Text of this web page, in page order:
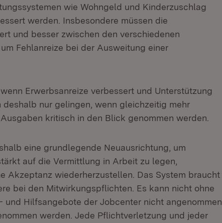
wie Wohngeld und Kinderzuschlag
werden. Insbesondere müssen die
und besser zwischen den verschiedenen
Fehlanreize bei der Ausweitung einer
Erwerbsanreize verbessert und Unterstützung
nur gelingen, wenn gleichzeitig mehr
kritisch in den Blick genommen werden.
eine grundlegende Neuausrichtung, um
auf die Vermittlung in Arbeit zu legen,
Akzeptanz wiederherzustellen. Das System braucht
bei den Mitwirkungspflichten. Es kann nicht ohne
und Hilfsangebote der Jobcenter nicht angenommen
werden. Jede Pflichtverletzung und jeder